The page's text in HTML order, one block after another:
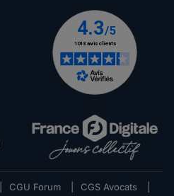
CGU Forum CGS Avocats